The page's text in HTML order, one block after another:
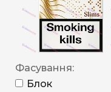
Фасування:
Блок